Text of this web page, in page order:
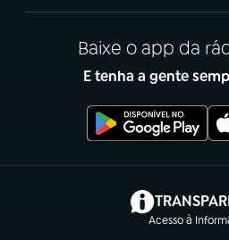
Baixe o app da
E tenha a gente
Acesso à